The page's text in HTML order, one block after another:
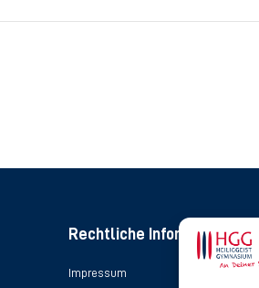
Rechtliche Informationen
Impressum